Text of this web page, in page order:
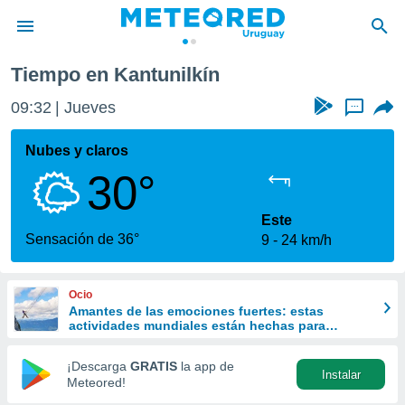
de
ha
calidad.
a este
las
y
forma
digital
basada
Tiempo en Kantunilkín
09:32 Jueves ...
Nubes y claros
30°
Sensación de 36°
Este
9
24 km/h
Ocio
Amantes de las emociones fuertes: estas
actividades mundiales están hechas para
¡Descarga GRATIS la app de
Meteored!
Instalar